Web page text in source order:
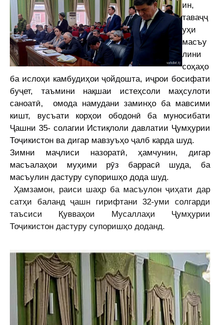
ин,
таваҷҷ
уҳи
масъу
лини
соҳаҳо
ба ислоҳи камбудиҳои ҷойдошта, иҷрои босифати
буҷет, таъмини нақшаи истеҳсоли маҳсулоти
саноатӣ, омода намудани заминҳо ба мавсими
кишт, вусъати корҳои ободонӣ ба муносибати
Ҷашни 35- солагии Истиқлоли давлатии Ҷумҳурии
Тоҷикистон ва дигар мавзуъҳо ҷалб карда шуд.
Зимни маҷлиси назоратӣ, ҳамчунин, дигар
масъалаҳои муҳими рӯз баррасӣ шуда, ба
масъулин дастуру супоришҳо дода шуд.
Ҳамзамон, раиси шаҳр ба масъулон ҷиҳати дар
сатҳи баланд ҷашн гирифтани32-уми солгарди
таъсиси Қувваҳои Мусаллаҳи Ҷумҳурии
Тоҷикистон дастуру супоришҳо доданд.